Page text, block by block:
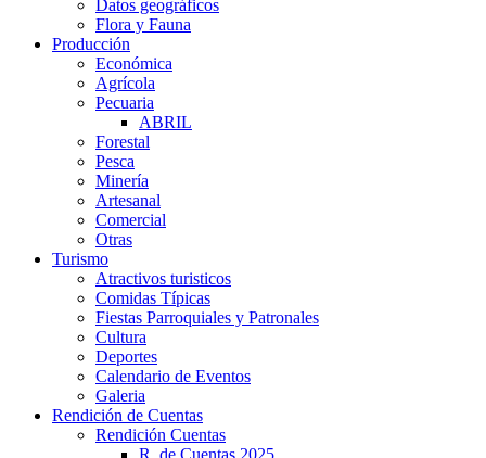
Datos geográficos
Flora y Fauna
Producción
Económica
Agrícola
Pecuaria
ABRIL
Forestal
Pesca
Minería
Artesanal
Comercial
Otras
Turismo
Atractivos turisticos
Comidas Típicas
Fiestas Parroquiales y Patronales
Cultura
Deportes
Calendario de Eventos
Galeria
Rendición de Cuentas
Rendición Cuentas
R. de Cuentas 2025